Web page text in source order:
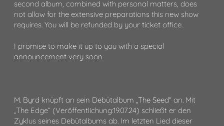
second album, combined with personal matters, does
not allow for the extensive preparations this new show
requires. You will be refunded by your ticket office.
I promise to make it up to you with a special
announcement very soon
M. Byrd knüpft an sein Debütalbum „The Seed“ an. Mit
„The Edge“ (Veröffentlichung:19.07.24) schließt er den
Zyklus seines Debütalbums ab. Im letzten Lied dieser